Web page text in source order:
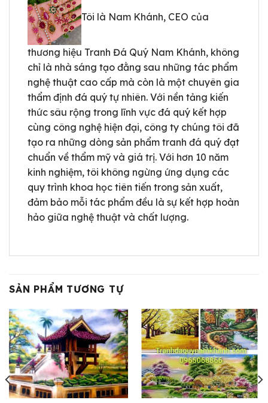
Tôi là Nam Khánh, CEO của
thương hiệu Tranh Đá Quý Nam Khánh, không
chỉ là nhà sáng tạo đằng sau những tác phẩm
nghệ thuật cao cấp mà còn là một chuyên gia
thẩm định đá quý tự nhiên. Với nền tảng kiến
thức sâu rộng trong lĩnh vực đá quý kết hợp
cùng công nghệ hiện đại, công ty chúng tôi đã
tạo ra những dòng sản phẩm tranh đá quý đạt
chuẩn về thẩm mỹ và giá trị. Với hơn 10 năm
kinh nghiệm, tôi không ngừng ứng dụng các
quy trình khoa học tiên tiến trong sản xuất,
đảm bảo mỗi tác phẩm đều là sự kết hợp hoàn
hảo giữa nghệ thuật và chất lượng.
SẢN PHẨM TƯƠNG TỰ